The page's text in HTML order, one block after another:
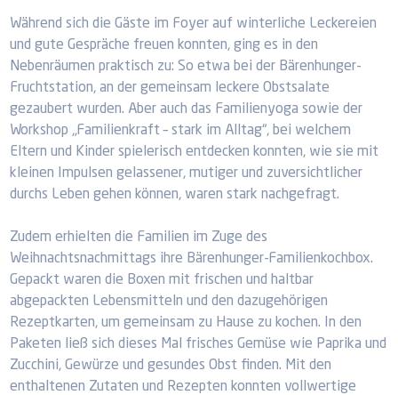
Während sich die Gäste im Foyer auf winterliche Leckereien
und gute Gespräche freuen konnten, ging es in den
Nebenräumen praktisch zu: So etwa bei der Bärenhunger-
Fruchtstation, an der gemeinsam leckere Obstsalate
gezaubert wurden. Aber auch das Familienyoga sowie der
Workshop „Familienkraft – stark im Alltag“, bei welchem
Eltern und Kinder spielerisch entdecken konnten, wie sie mit
kleinen Impulsen gelassener, mutiger und zuversichtlicher
durchs Leben gehen können, waren stark nachgefragt.
Zudem erhielten die Familien im Zuge des
Weihnachtsnachmittags ihre Bärenhunger-Familienkochbox.
Gepackt waren die Boxen mit frischen und haltbar
abgepackten Lebensmitteln und den dazugehörigen
Rezeptkarten, um gemeinsam zu Hause zu kochen. In den
Paketen ließ sich dieses Mal frisches Gemüse wie Paprika und
Zucchini, Gewürze und gesundes Obst finden. Mit den
enthaltenen Zutaten und Rezepten konnten vollwertige